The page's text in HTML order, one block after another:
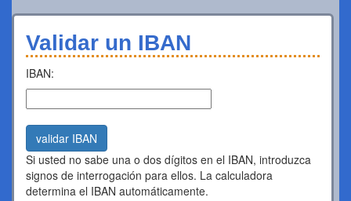
Validar un IBAN
IBAN:
validar IBAN
Si usted no sabe una o dos dígitos en el IBAN, introduzca
signos de interrogación para ellos. La calculadora
determina el IBAN automáticamente.